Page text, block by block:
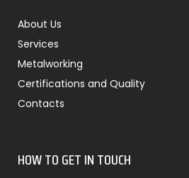
About Us
Services
Metalworking
Certifications and Quality
Contacts
HOW TO GET IN TOUCH